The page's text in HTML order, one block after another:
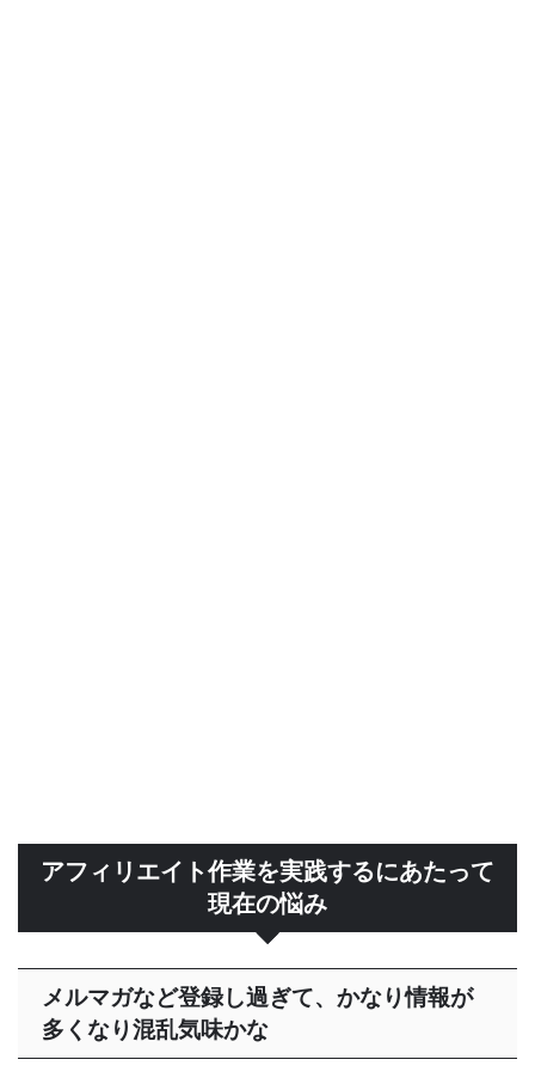
アフィリエイト作業を実践するにあたって
現在の悩み
メルマガなど登録し過ぎて、かなり情報が
多くなり混乱気味かな